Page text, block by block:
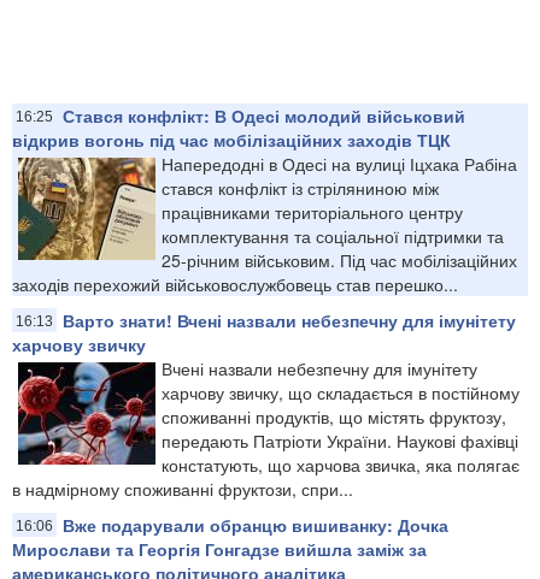
16:25
Стався конфлікт: В Одесі молодий військовий
відкрив вогонь під час мобілізаційних заходів ТЦК
Напередодні в Одесі на вулиці Іцхака Рабіна
стався конфлікт із стріляниною між
працівниками територіального центру
комплектування та соціальної підтримки та
25-річним військовим. Під час мобілізаційних
заходів перехожий військовослужбовець став перешко...
16:13
Варто знати! Вчені назвали небезпечну для імунітету
харчову звичку
Вчені назвали небезпечну для імунітету
харчову звичку, що складається в постійному
споживанні продуктів, що містять фруктозу,
передають Патріоти України. Наукові фахівці
констатують, що харчова звичка, яка полягає
в надмірному споживанні фруктози, спри...
16:06
Вже подарували обранцю вишиванку: Дочка
Мирослави та Георгія Гонгадзе вийшла заміж за
американського політичного аналітика